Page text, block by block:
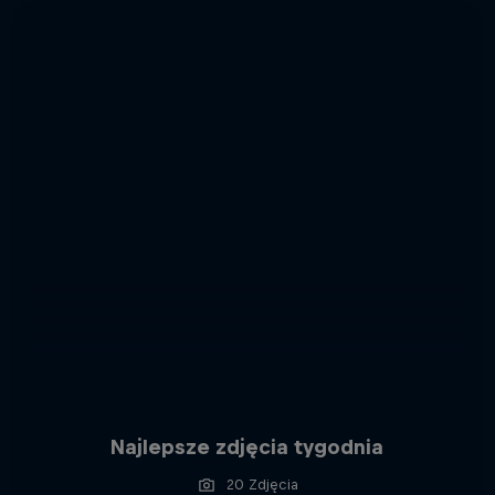
Najlepsze zdjęcia tygodnia
20 Zdjęcia